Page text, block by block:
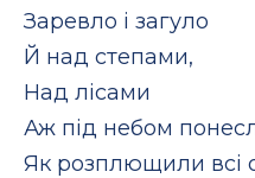
Заревло і загуло
Й над степами,
Над лісами
Аж під небом
Як розплющили всі